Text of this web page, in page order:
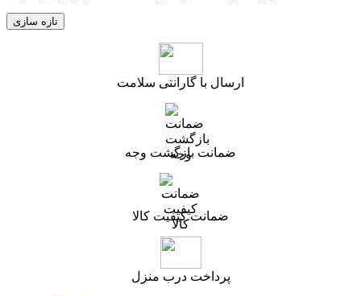
ارسال با گارانتی سلامت
ضمانت بازگشت وجه
ضمانت کیفیت کالا
پرداخت درب منزل